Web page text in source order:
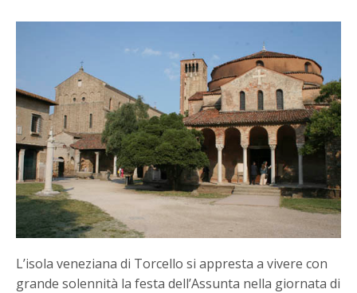
L’isola veneziana di Torcello si appresta a vivere con
grande solennità la festa dell’Assunta nella giornata di